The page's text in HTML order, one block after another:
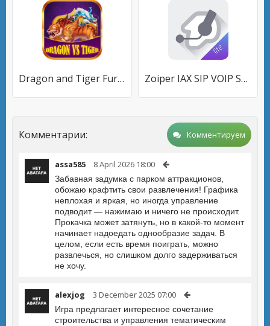
Dragon and Tiger Fury Clash Zoiper IAX SIP VOIP Softphone
Комментарии: Комментируем
assa585 8 April 2026 18:00
Забавная задумка с парком аттракционов,
обожаю крафтить свои развлечения! Графика
неплохая и яркая, но иногда управление
подводит — нажимаю и ничего не происходит.
Прокачка может затянуть, но в какой-то момент
начинает надоедать однообразие задач. В
целом, если есть время поиграть, можно
развлечься, но слишком долго задерживаться
не хочу.
alexjog 3 December 2025 07:00
Игра предлагает интересное сочетание
строительства и управления тематическим